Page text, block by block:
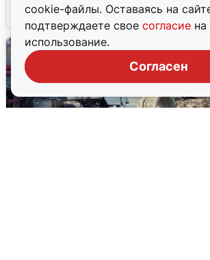
cookie-файлы. Оставаясь на
подтверждаете свое согласие на
использование.
Согласен
9 августа 0